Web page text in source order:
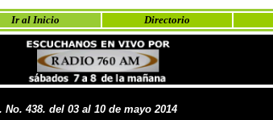
Ir al Inicio Directorio
No. 438. del 03 al 10 de mayo2014